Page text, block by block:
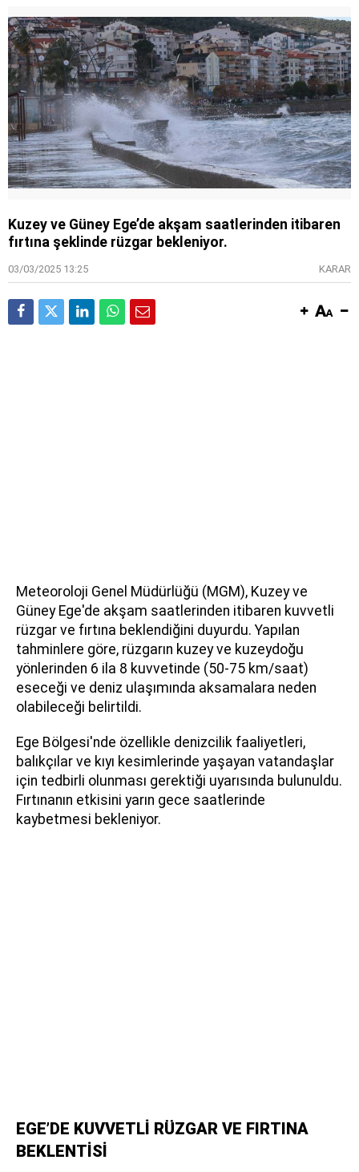
Kuzey ve Güney Ege’de akşam saatlerinden itibaren
fırtına şeklinde rüzgar bekleniyor.
03/03/2025 13:25 KARAR
Meteoroloji Genel Müdürlüğü (MGM), Kuzey ve
Güney Ege'de akşam saatlerinden itibaren kuvvetli
rüzgar ve fırtına beklendiğini duyurdu. Yapılan
tahminlere göre, rüzgarın kuzey ve kuzeydoğu
yönlerinden 6 ila 8 kuvvetinde (50-75 km/saat)
eseceği ve deniz ulaşımında aksamalara neden
olabileceği belirtildi.
Ege Bölgesi'nde özellikle denizcilik faaliyetleri,
balıkçılar ve kıyı kesimlerinde yaşayan vatandaşlar
için tedbirli olunması gerektiği uyarısında bulunuldu.
Fırtınanın etkisini yarın gece saatlerinde
kaybetmesi bekleniyor.
EGE’DE KUVVETLİ RÜZGAR VE FIRTINA
BEKLENTİSİ